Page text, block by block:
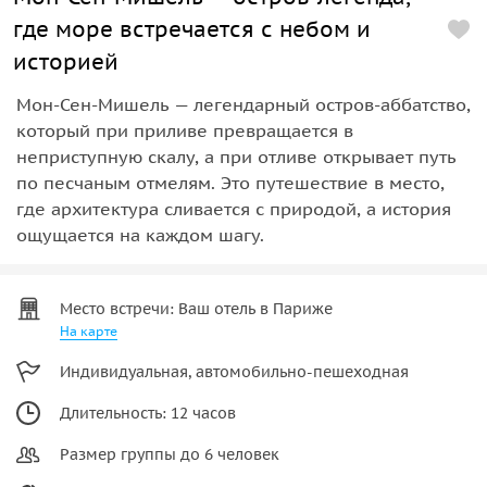
где море встречается с небом и
историей
Мон-Сен-Мишель — легендарный остров-аббатство,
который при приливе превращается в
неприступную скалу, а при отливе открывает путь
по песчаным отмелям. Это путешествие в место,
где архитектура сливается с природой, а история
ощущается на каждом шагу.
Место встречи: Ваш отель в Париже
На карте
Индивидуальная, автомобильно-пешеходная
Длительность: 12 часов
Размер группы до 6 человек